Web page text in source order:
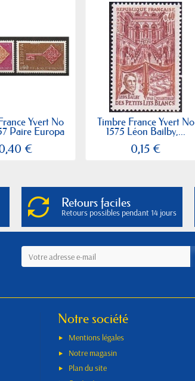
Yvert No
Paire Europa
€
Timbre France Yvert No
1575 Léon Bailby,...
0,15 €
Retours faciles
Retours possibles pendant 14 jours
Notre société
Mentions légales
Notre magasin
Plan du site